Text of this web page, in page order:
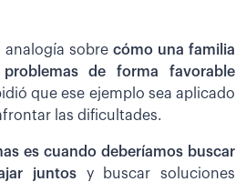
analogía sobre cómo una familia
de forma favorable
que ese ejemplo sea aplicado
las dificultades.
es cuando deberíamos buscar
juntos y buscar soluciones